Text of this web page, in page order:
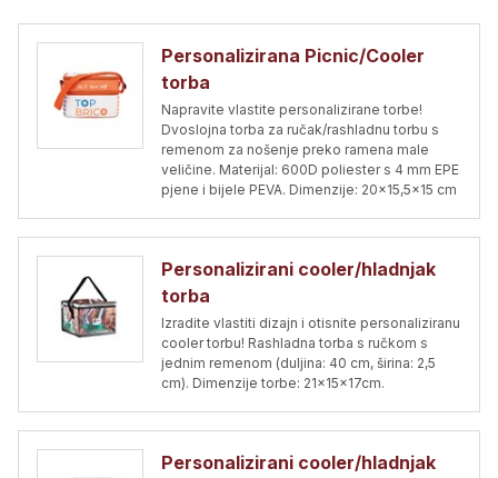
Personalizirana Picnic/Cooler
torba
Napravite vlastite personalizirane torbe!
Dvoslojna torba za ručak/rashladnu torbu s
remenom za nošenje preko ramena male
veličine. Materijal: 600D poliester s 4 mm EPE
pjene i bijele PEVA. Dimenzije: 20x15,5x15 cm
Personalizirani cooler/hladnjak
torba
Izradite vlastiti dizajn i otisnite personaliziranu
cooler torbu! Rashladna torba s ručkom s
jednim remenom (duljina: 40 cm, širina: 2,5
cm). Dimenzije torbe: 21x15x17cm.
Personalizirani cooler/hladnjak